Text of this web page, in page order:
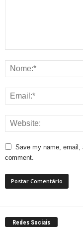
Save my name, email,
comment.
Redes Sociais